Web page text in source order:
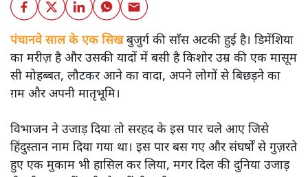
पंचानवे साल के एक सिखबुजुर्ग की साँस अटकी हुई है। डिमेंशिया
का मरीज़ है और उसकी यादों में बसी है किशोर उम्र की एक मासूम
सी मोहब्बत, लौटकर आने का वादा, अपने लोगों से बिछड़ने का
ग़म और अपनी मातृभूमि।
विभाजन ने उजाड़ दिया तो सरहद के इस पार चले आए जिसे
हिंदुस्तान नाम दिया गया था। इस पार बस गए और संघर्षों से गुज़रते
हुए एक मुकाम भी हासिल कर लिया, मगर दिल की दुनिया उजाड़